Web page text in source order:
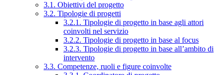
3.1. Obiettivi del progetto
3.2. Tipologie di progetti
3.2.1. Tipologie di progetto in base agli attori
coinvolti nel servizio
3.2.2. Tipologie di progetto in base al focus
3.2.3. Tipologie di progetto in base all’ambito di
intervento
3.3. Competenze, ruoli e figure coinvolte